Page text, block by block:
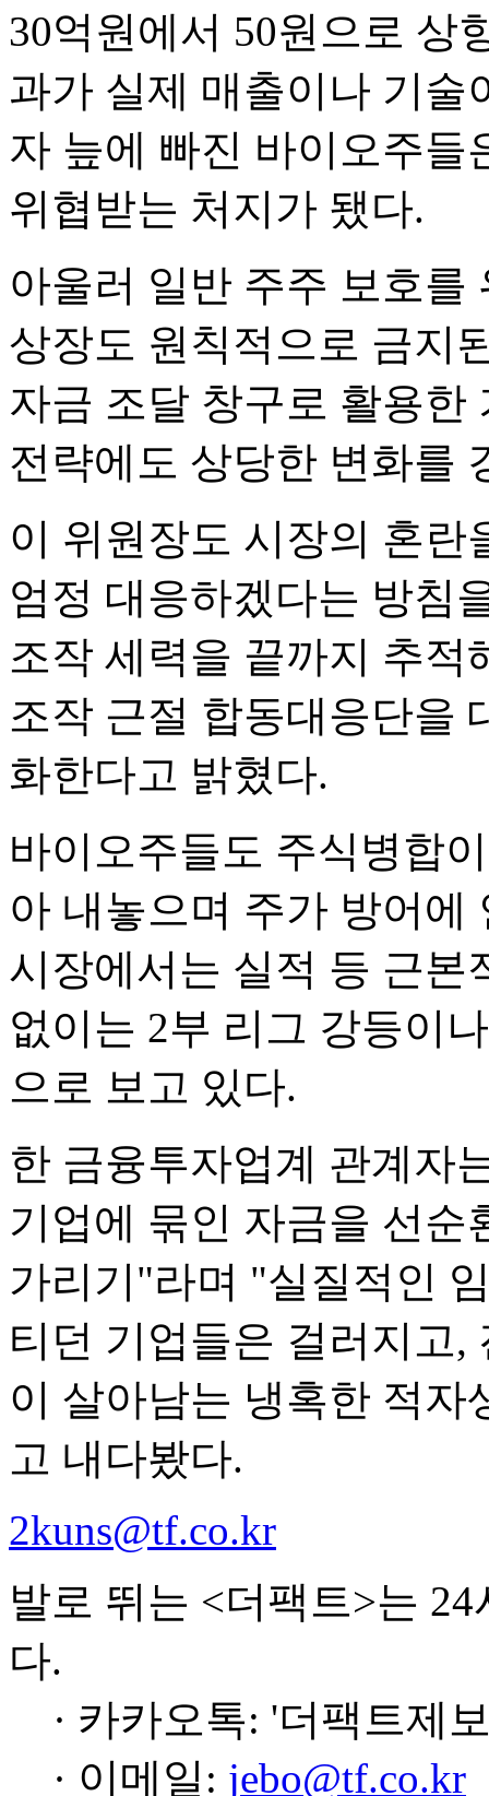
30억원에서 50원으로 상
과가 실제 매출이나 기술
자 늪에 빠진 바이오주들
위협받는 처지가 됐다.
아울러 일반 주주 보호를
상장도 원칙적으로 금지
자금 조달 창구로 활용한
전략에도 상당한 변화를
이 위원장도 시장의 혼란
엄정 대응하겠다는 방침
조작 세력을 끝까지 추
조작 근절 합동대응단을
화한다고 밝혔다.
바이오주들도 주식병합
아 내놓으며 주가 방어에
시장에서는 실적 등 근본
없이는 2부 리그 강등이
으로 보고 있다.
한 금융투자업계 관계자
기업에 묶인 자금을 선순
가리기"라며 "실질적인
티던 기업들은 걸러지고,
이 살아남는 냉혹한 적
고 내다봤다.
2kuns@tf.co.kr
발로 뛰는 <더팩트>는
다.
· 카카오톡: '더팩트제
· 이메일: jebo@tf.co.kr